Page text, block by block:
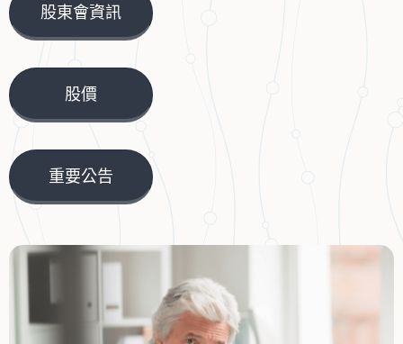
股東會資訊
股價
重要公告